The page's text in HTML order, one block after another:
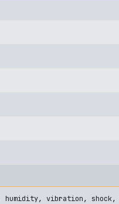
humidity, vibration,